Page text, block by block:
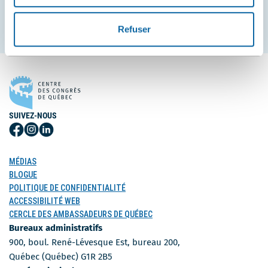
Refuser
S'inscrire
SUIVEZ-NOUS
Suivez-
sur
Facebook
Suivez-
Instagram
Suivez-
MÉDIAS
BLOGUE
POLITIQUE DE CONFIDENTIALITÉ
ACCESSIBILITÉ WEB
CERCLE DES AMBASSADEURS DE QUÉBEC
Bureaux administratifs
900, boul. René-Lévesque Est, bureau 200,
Québec (Québec) G1R 2B5